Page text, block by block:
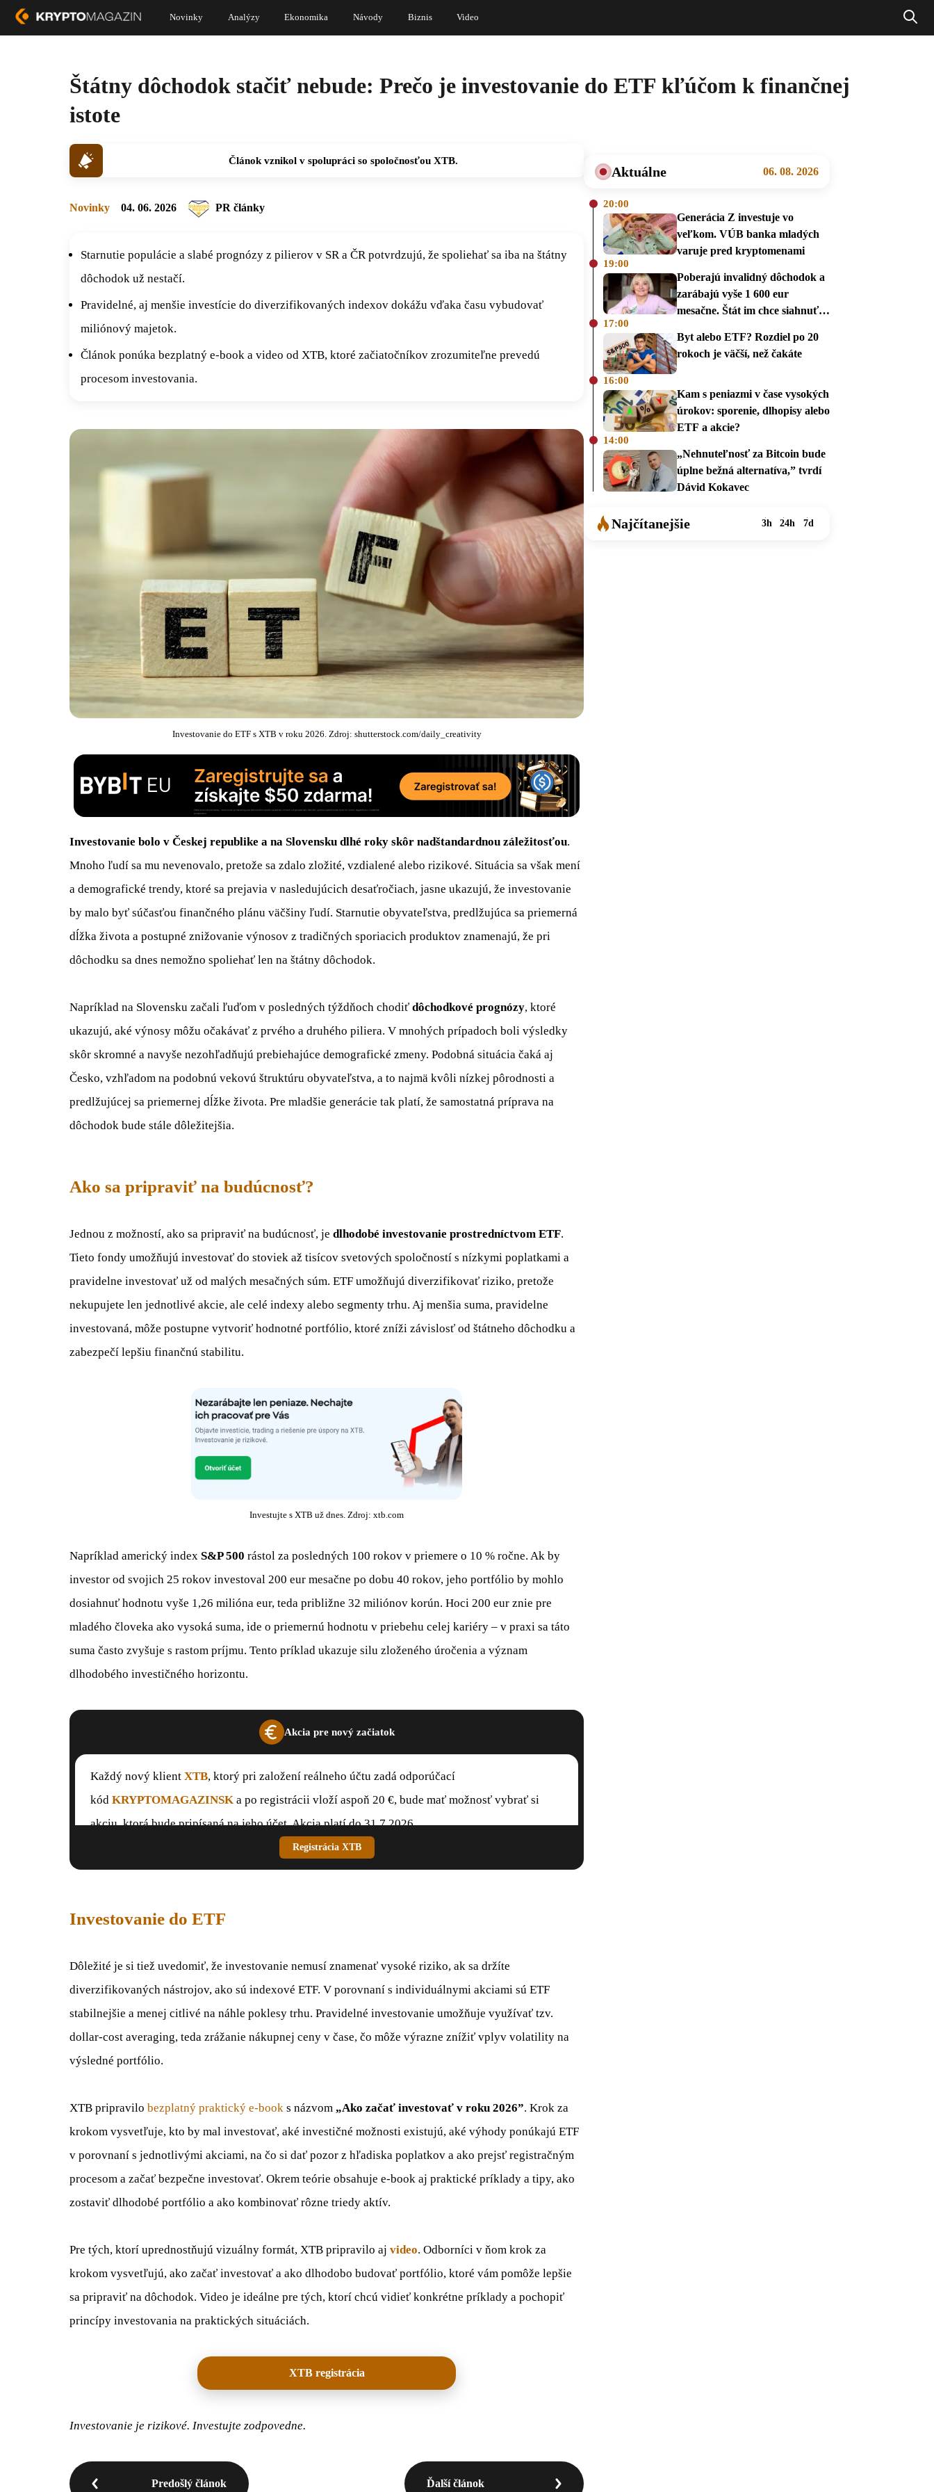
Novinky Analýzy Ekonomika Návody Biznis Video
Štátny dôchodok stačiť nebude: Prečo je investovanie do ETF kľúčom k finančnej
istote
Článok vznikol v spolupráci so spoločnosťou XTB.
Novinky 04. 06. 2026 PR články
Starnutie populácie a slabé prognózy z pilierov v SR a ČR potvrdzujú, že spoliehať sa iba na štátny
dôchodok už nestačí.
Pravidelné, aj menšie investície do diverzifikovaných indexov dokážu vďaka času vybudovať
miliónový majetok.
Článok ponúka bezplatný e-book a video od XTB, ktoré začiatočníkov zrozumiteľne prevedú
procesom investovania.
Investovanie do ETF s XTB v roku 2026. Zdroj: shutterstock.com/daily_creativity
Investovanie bolo v Českej republike a na Slovensku dlhé roky skôr nadštandardnou záležitosťou.
Mnoho ľudí sa mu nevenovalo, pretože sa zdalo zložité, vzdialené alebo rizikové. Situácia sa však mení
a demografické trendy, ktoré sa prejavia v nasledujúcich desaťročiach, jasne ukazujú, že investovanie
by malo byť súčasťou finančného plánu väčšiny ľudí. Starnutie obyvateľstva, predlžujúca sa priemerná
dĺžka života a postupné znižovanie výnosov z tradičných sporiacich produktov znamenajú, že pri
dôchodku sa dnes nemožno spoliehať len na štátny dôchodok.
Napríklad na Slovensku začali ľuďom v posledných týždňoch chodiť dôchodkové prognózy, ktoré
ukazujú, aké výnosy môžu očakávať z prvého a druhého piliera. V mnohých prípadoch boli výsledky
skôr skromné a navyše nezohľadňujú prebiehajúce demografické zmeny. Podobná situácia čaká aj
Česko, vzhľadom na podobnú vekovú štruktúru obyvateľstva, a to najmä kvôli nízkej pôrodnosti a
predlžujúcej sa priemernej dĺžke života. Pre mladšie generácie tak platí, že samostatná príprava na
dôchodok bude stále dôležitejšia.
Ako sa pripraviť na budúcnosť?
Jednou z možností, ako sa pripraviť na budúcnosť, je dlhodobé investovanie prostredníctvom ETF.
Tieto fondy umožňujú investovať do stoviek až tisícov svetových spoločností s nízkymi poplatkami a
pravidelne investovať už od malých mesačných súm. ETF umožňujú diverzifikovať riziko, pretože
nekupujete len jednotlivé akcie, ale celé indexy alebo segmenty trhu. Aj menšia suma, pravidelne
investovaná, môže postupne vytvoriť hodnotné portfólio, ktoré zníži závislosť od štátneho dôchodku a
zabezpečí lepšiu finančnú stabilitu.
Investujte s XTB už dnes. Zdroj: xtb.com
Napríklad americký index S&P 500 rástol za posledných 100 rokov v priemere o 10 % ročne. Ak by
investor od svojich 25 rokov investoval 200 eur mesačne po dobu 40 rokov, jeho portfólio by mohlo
dosiahnuť hodnotu vyše 1,26 milióna eur, teda približne 32 miliónov korún. Hoci 200 eur znie pre
mladého človeka ako vysoká suma, ide o priemernú hodnotu v priebehu celej kariéry – v praxi sa táto
suma často zvyšuje s rastom príjmu. Tento príklad ukazuje silu zloženého úročenia a význam
dlhodobého investičného horizontu.
Akcia pre nový začiatok
Každý nový klient XTB, ktorý pri založení reálneho účtu zadá odporúčací
kód KRYPTOMAGAZINSK a po registrácii vloží aspoň 20 €, bude mať možnosť vybrať si
akciu, ktorá bude pripísaná na jeho účet. Akcia platí do 31.7.2026.
Registrácia XTB
Investovanie do ETF
Dôležité je si tiež uvedomiť, že investovanie nemusí znamenať vysoké riziko, ak sa držíte
diverzifikovaných nástrojov, ako sú indexové ETF. V porovnaní s individuálnymi akciami sú ETF
stabilnejšie a menej citlivé na náhle poklesy trhu. Pravidelné investovanie umožňuje využívať tzv.
dollar-cost averaging, teda zrážanie nákupnej ceny v čase, čo môže výrazne znížiť vplyv volatility na
výsledné portfólio.
XTB pripravilo bezplatný praktický e-book s názvom „Ako začať investovať v roku 2026”. Krok za
krokom vysvetľuje, kto by mal investovať, aké investičné možnosti existujú, aké výhody ponúkajú ETF
v porovnaní s jednotlivými akciami, na čo si dať pozor z hľadiska poplatkov a ako prejsť registračným
procesom a začať bezpečne investovať. Okrem teórie obsahuje e-book aj praktické príklady a tipy, ako
zostaviť dlhodobé portfólio a ako kombinovať rôzne triedy aktív.
Pre tých, ktorí uprednostňujú vizuálny formát, XTB pripravilo aj video. Odborníci v ňom krok za
krokom vysvetľujú, ako začať investovať a ako dlhodobo budovať portfólio, ktoré vám pomôže lepšie
sa pripraviť na dôchodok. Video je ideálne pre tých, ktorí chcú vidieť konkrétne príklady a pochopiť
princípy investovania na praktických situáciách.
XTB registrácia
Investovanie je rizikové. Investujte zodpovedne.
Predošlý článok Ďalší článok
Aktuálne 06. 08. 2026
20:00
Generácia Z investuje vo
veľkom. VÚB banka mladých
varuje pred kryptomenami
19:00
Poberajú invalidný dôchodok a
zarábajú vyše 1 600 eur
mesačne. Štát im chce siahnuť
17:00
Byt alebo ETF? Rozdiel po 20
rokoch je väčší, než čakáte
16:00
Kam s peniazmi v čase vysokých
úrokov: sporenie, dlhopisy alebo
ETF a akcie?
14:00
„Nehnuteľnosť za Bitcoin bude
úplne bežná alternatíva,” tvrdí
Dávid Kokavec
Najčítanejšie 3h 24h 7d